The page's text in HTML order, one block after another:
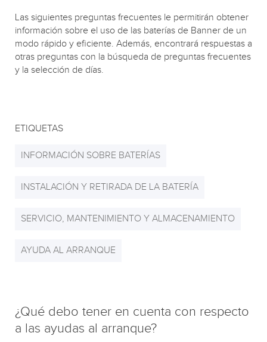
Las siguientes preguntas frecuentes le permitirán obtener
información sobre el uso de las baterías de Banner de un
modo rápido y eficiente. Además, encontrará respuestas a
otras preguntas con la búsqueda de preguntas frecuentes
y la selección de días.
ETIQUETAS
INFORMACIÓN SOBRE BATERÍAS
INSTALACIÓN Y RETIRADA DE LA BATERÍA
SERVICIO, MANTENIMIENTO Y ALMACENAMIENTO
AYUDA AL ARRANQUE
¿Qué debo tener en cuenta con respecto
a las ayudas al arranque?